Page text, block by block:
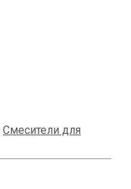
Смесители для